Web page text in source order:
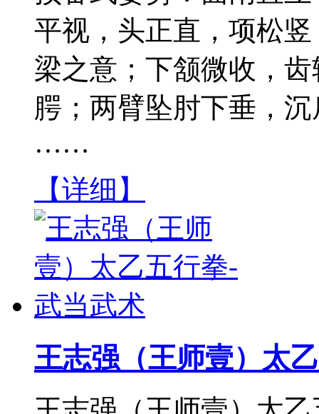
平视，头正直，项松
梁之意；下颔微收，
腭；两臂坠肘下垂，
……
【详细】
王志强（王师壹）太